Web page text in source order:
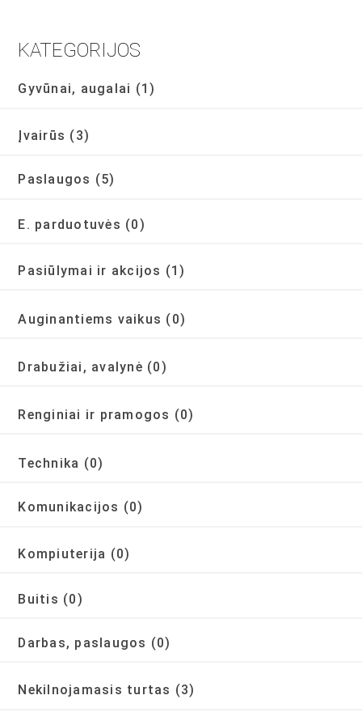
KATEGORIJOS
Gyvūnai, augalai (1)
Įvairūs (3)
Paslaugos (5)
E. parduotuvės (0)
Pasiūlymai ir akcijos (1)
Auginantiems vaikus (0)
Drabužiai, avalynė (0)
Renginiai ir pramogos (0)
Technika (0)
Komunikacijos (0)
Kompiuterija (0)
Buitis (0)
Darbas, paslaugos (0)
Nekilnojamasis turtas (3)